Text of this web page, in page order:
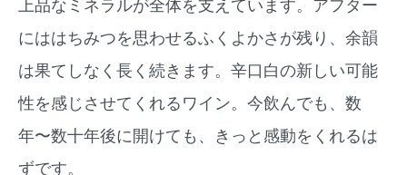
にははちみつを思わせるふくよかさが残り、余韻
は果てしなく長く続きます。辛口白の新しい可能
性を感じさせてくれるワイン。今飲んでも、数
年〜数十年後に開けても、きっと感動をくれるは
ずです。